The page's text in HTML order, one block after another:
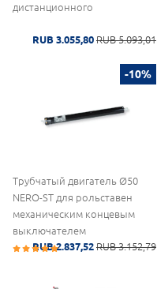
дистанционного
RUB 3.055,80 RUB 5.093,01
-10%
Трубчатый двигатель Ø50
NERO-ST для рольставен
механическим концевым
выключателем
RUB 2.837,52 RUB 3.152,79